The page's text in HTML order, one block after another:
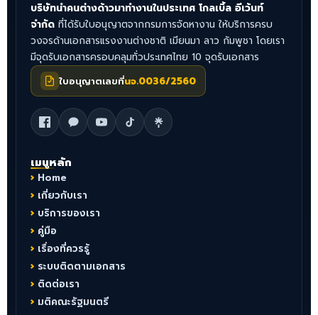
บริษัทนำคนต่างด้าวมาทำงานในประเทศ โกลเบิ้ล อีเว้นท์
จำกัด ที่ได้รับใบอนุญาตจากกรมการจัดหางาน ให้บริการครบ
วงจรด้านเอกสารแรงงานต่างชาติ เมียนมา ลาว กัมพูชา โดยเรา
มีจุดรับเอกสารครอบคลุมทั่วประเทศไทย 10 จุดรับเอกสาร
ใบอนุญาตเลขที่นจ.0036/2560
เมนูหลัก
Home
เกี่ยวกับเรา
บริการของเรา
คู่มือ
เรื่องที่ควรรู้
ระบบติดตามเอกสาร
ติดต่อเรา
มติคณะรัฐมนตรี